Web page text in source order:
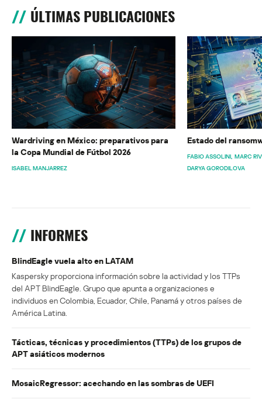
ÚLTIMAS PUBLICACIONES
Wardriving en México: preparativos para
la Copa Mundial de Fútbol 2026
ISABEL MANJARREZ
Estado del
FABIO ASSOLINI MARC
DARYA GORODILOVA
INFORMES
BlindEagle vuela alto en LATAM
Kaspersky proporciona información sobre la actividad y los TTPs
del APT BlindEagle. Grupo que apunta a organizaciones e
individuos en Colombia, Ecuador, Chile, Panamá y otros países de
América Latina.
Tácticas, técnicas y procedimientos (TTPs) de los grupos de
APT asiáticos modernos
MosaicRegressor: acechando en las sombras de UEFI